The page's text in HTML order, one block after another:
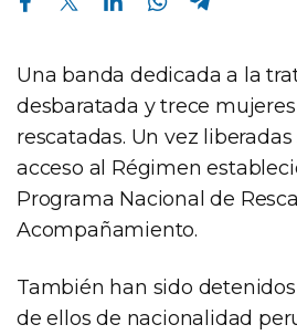
Una banda dedicada a la
desbaratada y trece
rescatadas. Un vez liberadas
acceso al Régimen
Programa Nacional de
Acompañamiento.
También han sido
de ellos de nacionalidad